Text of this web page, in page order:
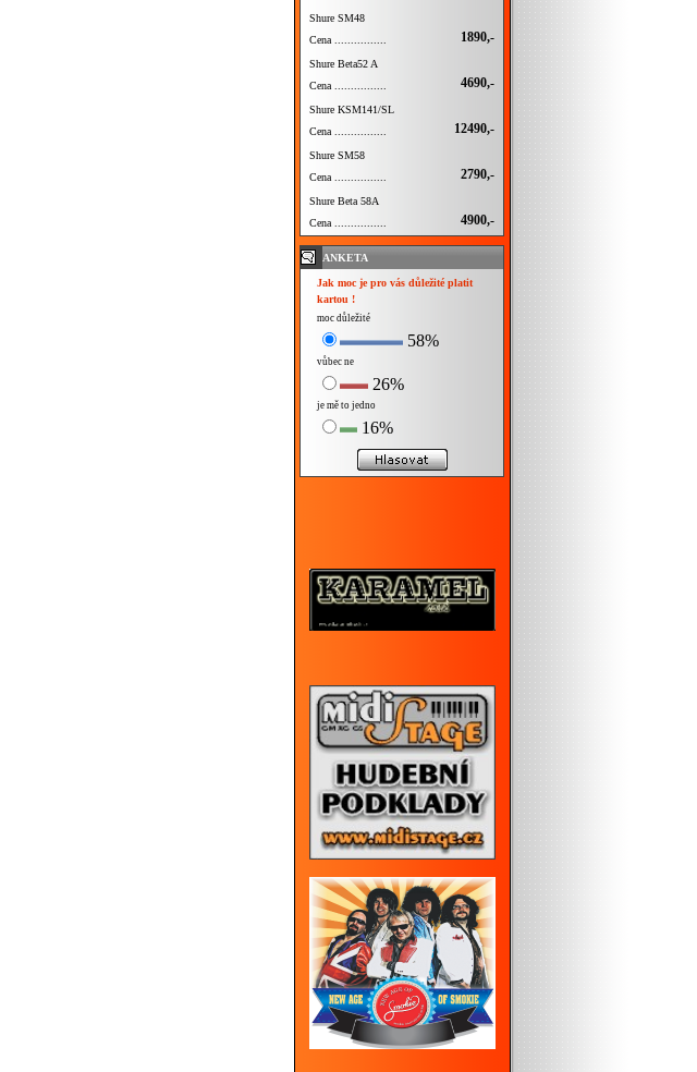
Shure SM48
Cena ................
1890,-
Shure Beta52 A
Cena ................
4690,-
Shure KSM141/SL
Cena ................
12490,-
Shure SM58
Cena ................
2790,-
Shure Beta 58A
Cena ................
4900,-
ANKETA
Jak moc je pro vás důležité platit
kartou !
moc důležité
58%
vůbec ne
26%
je mě to jedno
16%